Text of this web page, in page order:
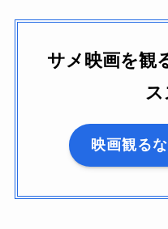
サメ映画を観
ス
映画観る